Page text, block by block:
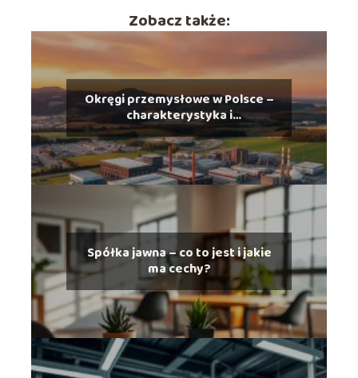
Zobacz także:
Okręgi przemysłowe w Polsce –
charakterystyka i
rozmieszczenie
Spółka jawna – co to jest i jakie
ma cechy?